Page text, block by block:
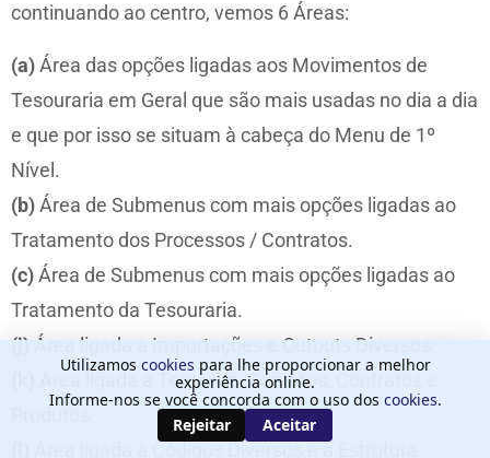
continuando ao centro, vemos 6 Áreas:
(a)Área das opções ligadas aos Movimentos de
Tesouraria em Geral que são mais usadas no dia a dia
e que por isso se situam à cabeça do Menu de 1º
Nível.
(b)Área de Submenus com mais opções ligadas ao
Tratamento dos Processos / Contratos.
(c)Área de Submenus com mais opções ligadas ao
Tratamento da Tesouraria.
(j) Área ligada a Importações e Outputs Diversos.
Área ligada a Terceiros, Contatos, Contratos e
Utilizamos cookies para lhe proporcionar a melhor
experiência online.
Informe-nos se você concorda com o uso dos cookies.
Rejeitar
Aceitar